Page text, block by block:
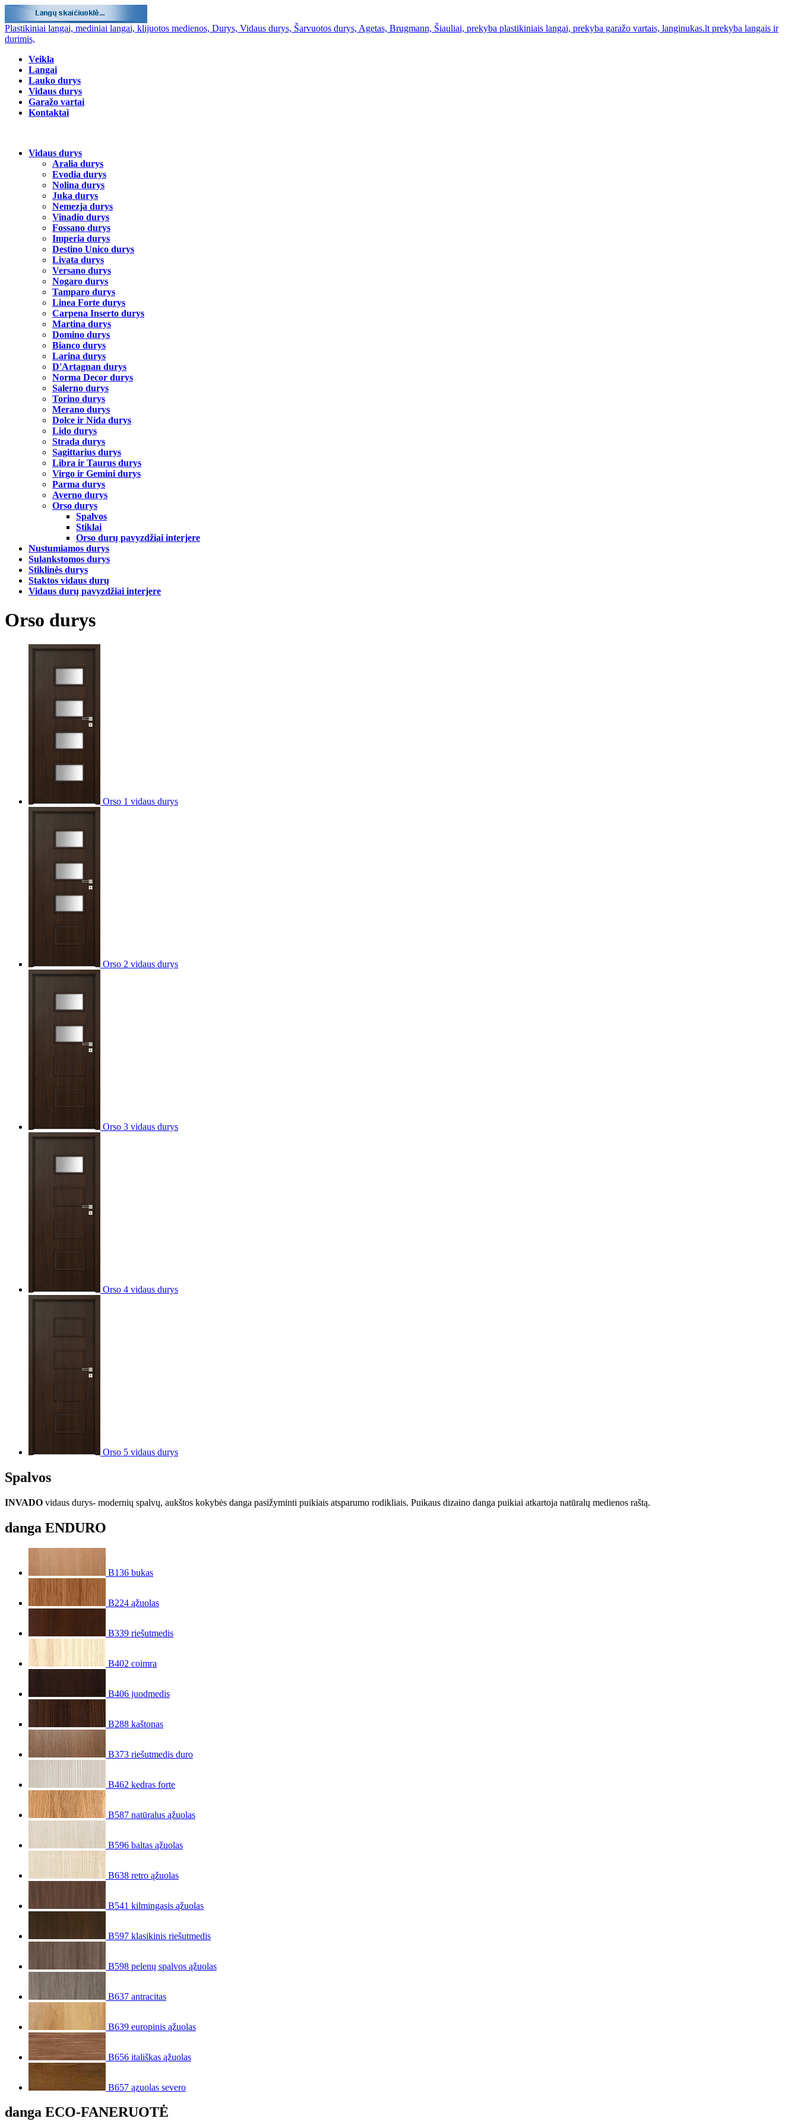
Plastikiniai langai, mediniai langai, klijuotos medienos, Durys, Vidaus durys, Šarvuotos durys, Agetas, Brugmann, Šiauliai, prekyba plastikiniais langai, prekyba garažo vartais, langinukas.lt prekyba langais ir
durimis,
Veikla
Langai
Lauko durys
Vidaus durys
Garažo vartai
Kontaktai
Vidaus durys
Aralia durys
Evodia durys
Nolina durys
Juka durys
Nemezja durys
Vinadio durys
Fossano durys
Imperia durys
Destino Unico durys
Livata durys
Versano durys
Nogaro durys
Tamparo durys
Linea Forte durys
Carpena Inserto durys
Martina durys
Domino durys
Bianco durys
Larina durys
D'Artagnan durys
Norma Decor durys
Salerno durys
Torino durys
Merano durys
Dolce ir Nida durys
Lido durys
Strada durys
Sagittarius durys
Libra ir Taurus durys
Virgo ir Gemini durys
Parma durys
Averno durys
Orso durys
Spalvos
Stiklai
Orso durų pavyzdžiai interjere
Nustumiamos durys
Sulankstomos durys
Stiklinės durys
Staktos vidaus durų
Vidaus durų pavyzdžiai interjere
Orso durys
Orso 1 vidaus durys
Orso 2 vidaus durys
Orso 3 vidaus durys
Orso 4 vidaus durys
Orso 5 vidaus durys
Spalvos
INVADO vidaus durys- modernių spalvų, aukštos kokybės danga pasižyminti puikiais atsparumo rodikliais. Puikaus dizaino danga puikiai atkartoja natūralų medienos raštą.
danga ENDURO
B136 bukas
B224 ąžuolas
B339 riešutmedis
B402 coimra
B406 juodmedis
B288 kaštonas
B373 riešutmedis duro
B462 kedras forte
B587 natūralus ąžuolas
B596 baltas ąžuolas
B638 retro ąžuolas
B541 kilmingasis ąžuolas
B597 klasikinis riešutmedis
B598 pelenų spalvos ąžuolas
B637 antracitas
B639 europinis ąžuolas
B656 itališkas ąžuolas
B657 ązuolas severo
danga ECO-FANERUOTĖ